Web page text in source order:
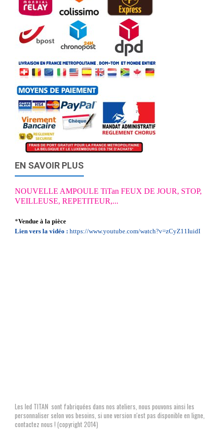
EN SAVOIR PLUS
NOUVELLE AMPOULE TiTan FEUX DE JOUR, STOP,
VEILLEUSE, REPETITEUR,...
*Vendue à la pièce
Lien vers la vidéo : https://www.youtube.com/watch?v=zCyZ11IuidI
Les led TITAN sont fabriquées dans nos ateliers, nous pouvons ainsi les
personnaliser selon vos besoins, si une version n'est pas disponible en ligne,
contactez nous ! (copyright 2014)